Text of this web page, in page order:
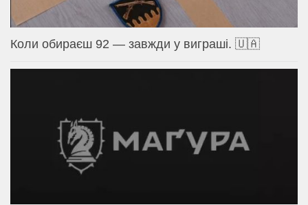
Коли обираєш 92 — завжди у виграші. 🇺🇦